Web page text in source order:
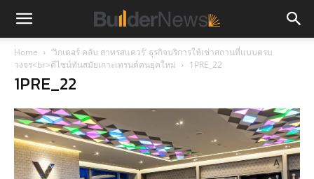
Home
‘วิกเตอร์ คลับ สาทรสแควร์’ ธุรกิจบริการให้เช่าสถานที่แบบครบ
วงจร<br>ดีไซน์ทันสมัยเกาะเทรนด์คนยุคใหม่
1PRE_22
1PRE_22